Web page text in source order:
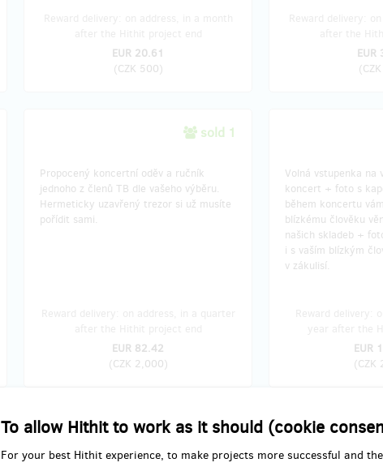
To allow Hithit to work as it should (cookie
For your best Hithit experience, to make projects more successful and
EUR 20.61
(CZK 500)
EUR
(
sold 1
Propocený koncertní oděv a ručník
jednoho z členů TB dle vašeho výběru.
Hermeticky uzavřený trezor si už musíte
pořídit sami.
EUR 82.42
(CZK 2,000)
Volná vstupenka na
koncert + foto s
během koncertu
blízkému člověku
našich skladeb +
i s vaším blízkým
v zákulisí.
EUR
(CZK
sold 0